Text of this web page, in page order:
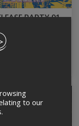
PARTY 91
BEAUREGARD +
to our